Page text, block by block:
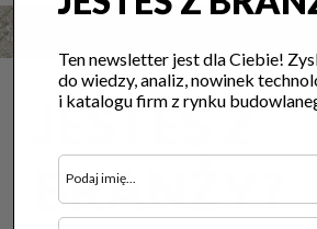
JESTEŚ Z
BRANŻY?
Ten newsletter jest dla Ciebie!
do wiedzy, analiz, nowinek
i katalogu firm z rynku